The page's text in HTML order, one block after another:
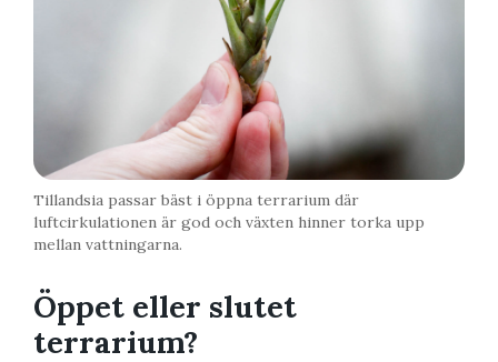
Tillandsia passar bäst i öppna terrarium där
luftcirkulationen är god och växten hinner torka upp
mellan vattningarna.
Öppet eller slutet
terrarium?